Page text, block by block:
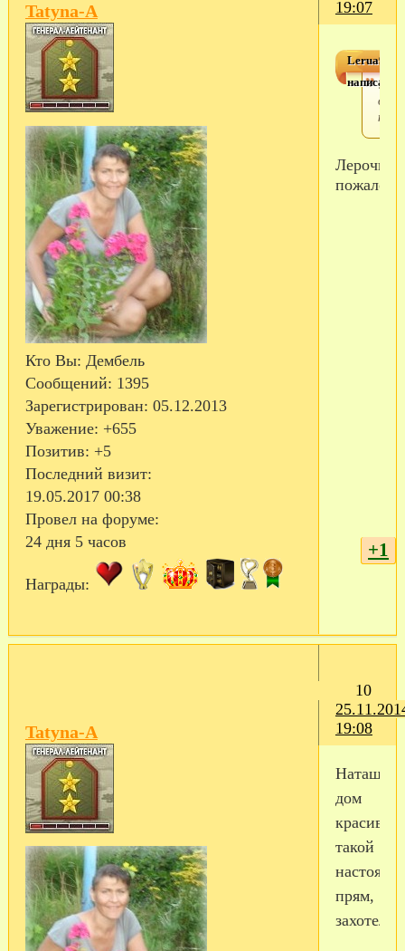
19:07
Tatyna-A
Кто Вы: Дембель
Сообщений: 1395
Зарегистрирован: 05.12.2013
Уважение: +655
Позитив: +5
Последний визит:
19.05.2017 00:38
Провел на форуме:
24 дня 5 часов
Награды:
Lerua9
Лерочка,добро
+1
10
19:08
Tatyna-A
дом
такой
прям,